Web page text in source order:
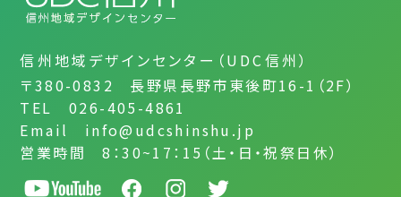
信州地域デザインセンター（UDC信州）
〒380-0832 長野県長野市東後町16-1（2F）
TEL 026-405-4861
Email info@udcshinshu.jp
営業時間 8：30~17：15（土・日・祝祭日休）